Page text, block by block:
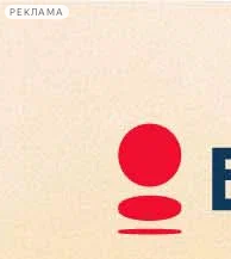
РЕКЛАМА
Сегодня:
2026.08.10
08:57
Афиша Plus